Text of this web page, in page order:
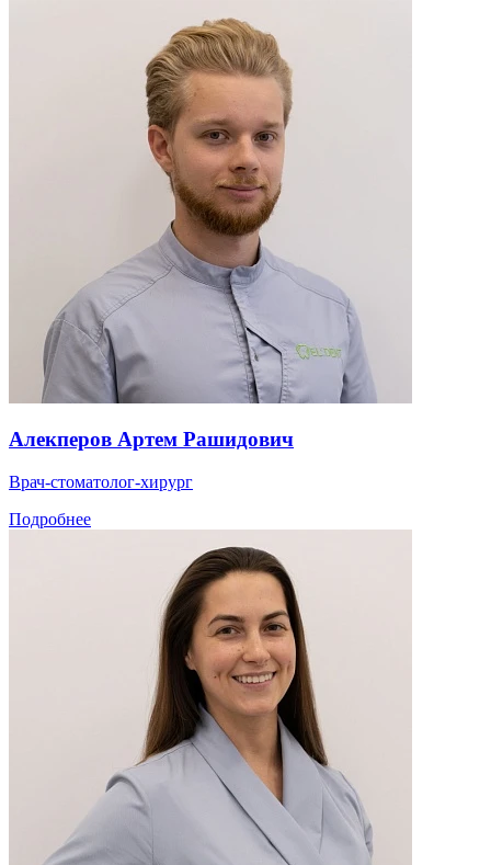
Алекперов Артем Рашидович
Врач-стоматолог-хирург
Подробнее